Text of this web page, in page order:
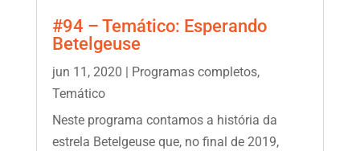
#94 – Temático: Esperando
Betelgeuse
jun 11, 2020 | Programas completos,
Temático
Neste programa contamos a história da
estrela Betelgeuse que, no final de 2019,